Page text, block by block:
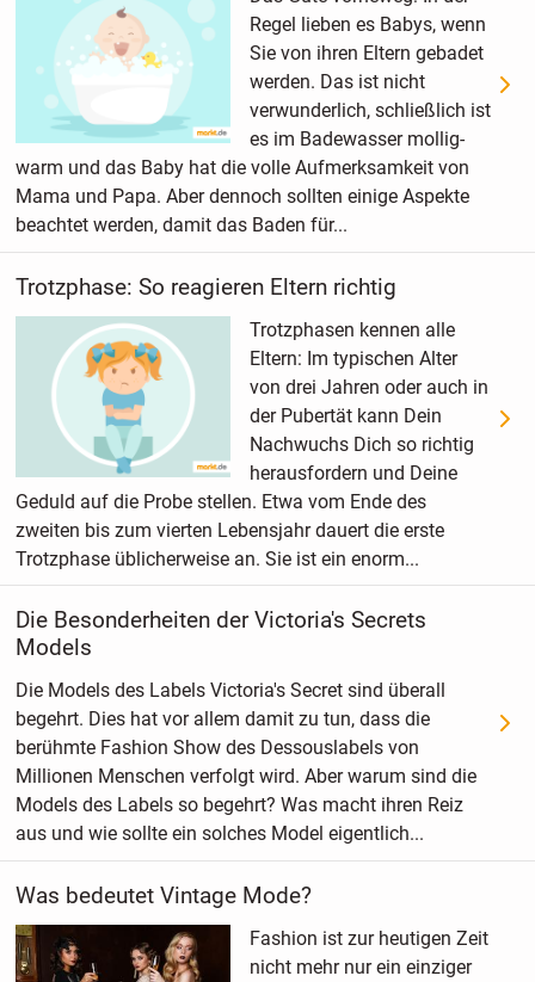
Regel lieben es Babys, wenn
Sie von ihren Eltern gebadet
werden. Das ist nicht
verwunderlich, schließlich ist
es im Badewasser mollig-
warm und das Baby hat die volle Aufmerksamkeit von
Mama und Papa. Aber dennoch sollten einige Aspekte
beachtet werden, damit das Baden für...
Trotzphase: So reagieren Eltern richtig
Trotzphasen kennen alle
Eltern: Im typischen Alter
von drei Jahren oder auch in
der Pubertät kann Dein
Nachwuchs Dich so richtig
herausfordern und Deine
Geduld auf die Probe stellen. Etwa vom Ende des
zweiten bis zum vierten Lebensjahr dauert die erste
Trotzphase üblicherweise an. Sie ist ein enorm...
Die Besonderheiten der Victoria's Secrets
Models
Die Models des Labels Victoria's Secret sind überall
begehrt. Dies hat vor allem damit zu tun, dass die
berühmte Fashion Show des Dessouslabels von
Millionen Menschen verfolgt wird. Aber warum sind die
Models des Labels so begehrt? Was macht ihren Reiz
aus und wie sollte ein solches Model eigentlich...
Was bedeutet Vintage Mode?
Fashion ist zur heutigen Zeit
nicht mehr nur ein einziger